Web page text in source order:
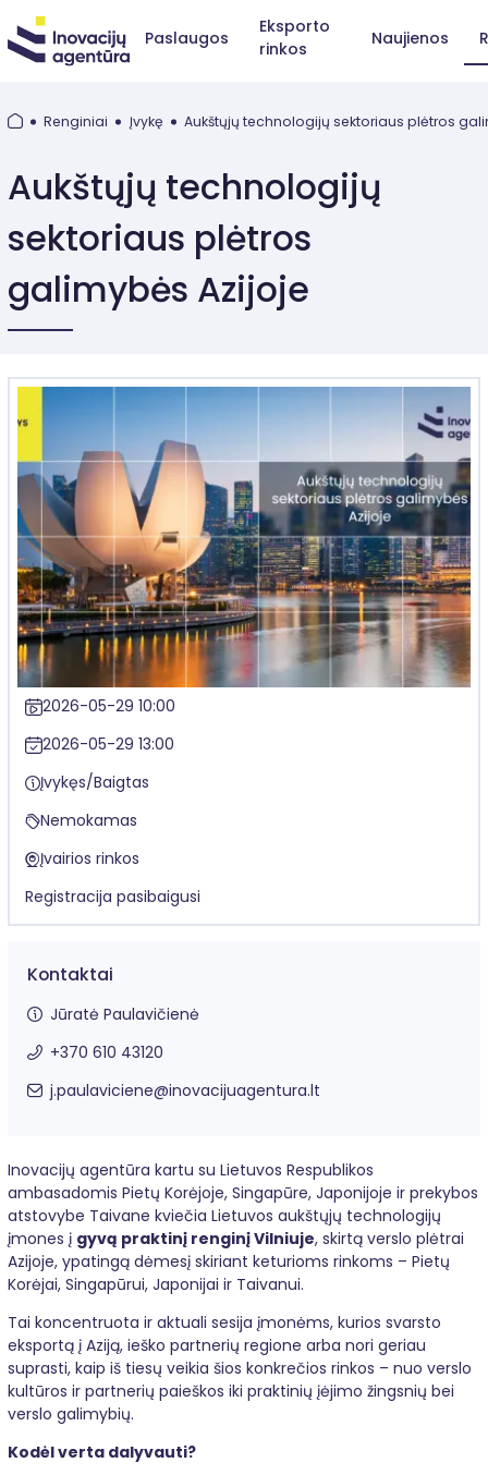
Paslaugos
Eksporto
rinkos
Naujienos
Renginiai Įvykę Aukštųjų technologijų sektoriaus plėtros
Aukštųjų technologijų
sektoriaus plėtros
galimybės Azijoje
Inovacijų agentūra kartu su Lietuvos Respublikos
ambasadomis Pietų Korėjoje, Singapūre, Japonijoje ir prekybos
atstovybe Taivane kviečia Lietuvos aukštųjų technologijų
įmones į gyvą praktinį renginį Vilniuje, skirtą verslo plėtrai
Azijoje, ypatingą dėmesį skiriant keturioms rinkoms – Pietų
Korėjai, Singapūrui, Japonijai ir Taivanui.
Tai koncentruota ir aktuali sesija įmonėms, kurios svarsto
eksportą į Aziją, ieško partnerių regione arba nori geriau
suprasti, kaip iš tiesų veikia šios konkrečios rinkos – nuo verslo
kultūros ir partnerių paieškos iki praktinių įėjimo žingsnių bei
verslo galimybių.
Kodėl verta dalyvauti?
2026-05-29 10:00
2026-05-29 13:00
Įvykęs/Baigtas
Nemokamas
Įvairios rinkos
Registracija pasibaigusi
Kontaktai
Jūratė Paulavičienė
+370 610 43120
j.paulaviciene@inovacijuagentura.lt